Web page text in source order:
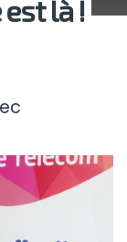
là !